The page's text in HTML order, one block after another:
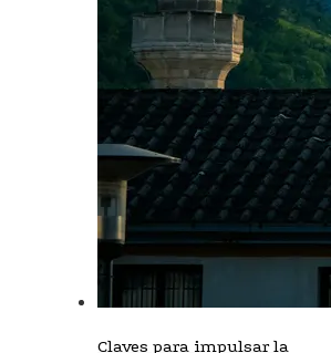
Claves para impulsar la